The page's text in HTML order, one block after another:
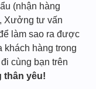
(nhận hàng
Xưởng tư vấn
làm sao ra được
khách hàng trong
cùng bạn trên
thân yêu!